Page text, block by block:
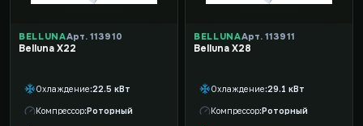
BELLUNAАрт. 113910
Belluna X22
Охлаждение 22.5 кВт
Компрессор Роторный
BELLUNAАрт. 113911
Belluna X28
Охлаждение 29.1 кВт
Компрессор Роторный